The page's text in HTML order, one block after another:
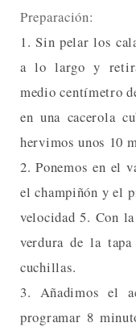
Preparación:
1. Sin pelar los
a lo largo y
medio centímetro
en una cacerola
hervimos unos 10
2. Ponemos en el
el champiñón y el
velocidad 5. Con
verdura de la
cuchillas.
3. Añadimos el
programar 8